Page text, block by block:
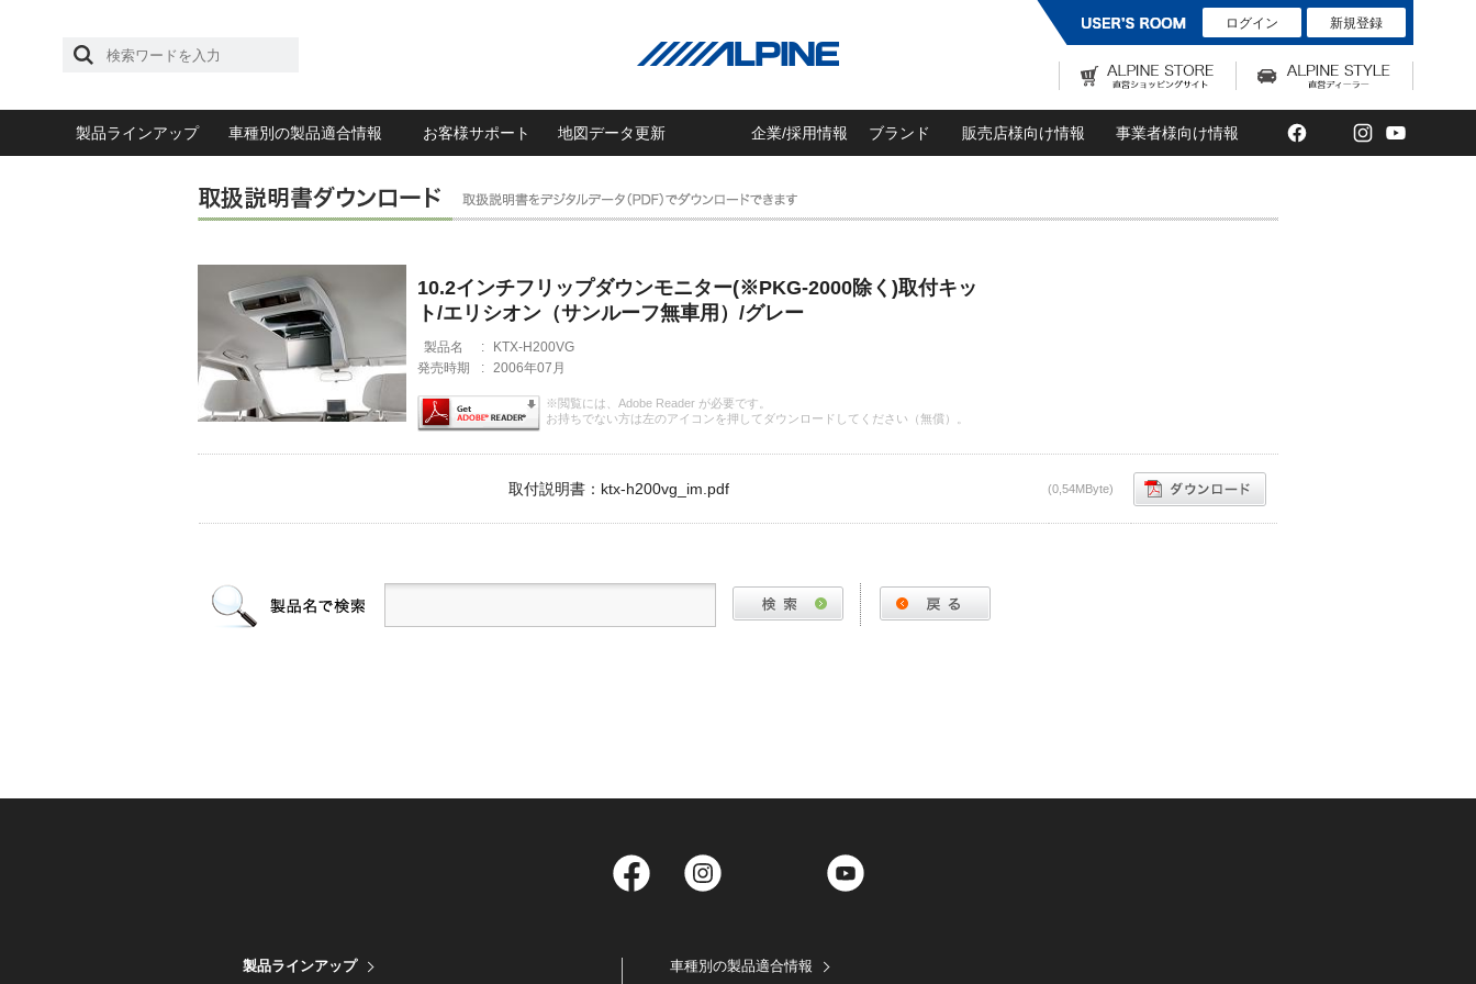
ログイン 新規登録
製品ラインアップ 車種別の製品適合情報 お客様サポート 地図データ更新 企業/採用情報 ブランド 販売店様向け情報 事業者様向け情報 Facebook
TwitterInstagram
10.2インチフリップダウンモニター(※PKG-2000除く)取付キッ
ト/エリシオン（サンルーフ無車用）/グレー
製品名 :
KTX-H200VG
発売時期
: 2006年07月
※閲覧には、Adobe Reader が必要です。
お持ちでない方は左のアイコンを押してダウンロードしてください（無償）。
取付説明書：ktx-h200vg_im.pdf (0,54MByte)
Facebook Twitter
製品ラインアップ 車種別の製品適合情報